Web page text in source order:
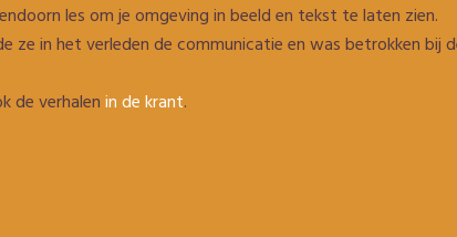
les om je omgeving in beeld en tekst te laten zien.
ze in het verleden de communicatie en was betrokken bij
de verhalenin de krant.